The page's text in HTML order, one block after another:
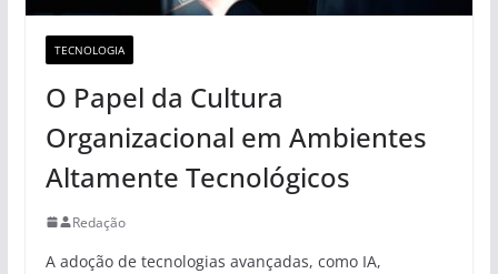
TECNOLOGIA
O Papel da Cultura
Organizacional em Ambientes
Altamente Tecnológicos
Redação
A adoção de tecnologias avançadas, como IA,